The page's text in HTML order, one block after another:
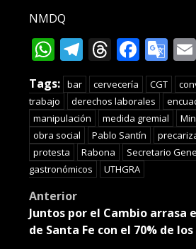
NMDQ
WhatsApp
Telegram
Threads
Tags: bar cervecería CGT
trabajo
derechos laborales
manipulación
medida gremial
obra social
Pablo Santín
protesta
Rabona Secretario
gastronómicos
UTHGRA
Post
navigation
Anterior
Juntos por el Cambio arrasa
de Santa Fe con el 70% de